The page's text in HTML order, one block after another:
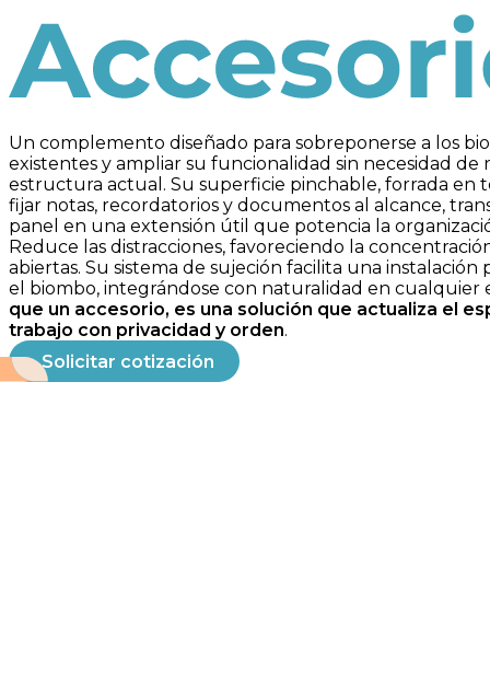
Accesorios
Un complemento diseñado para sobreponerse a los
existentes y ampliar su funcionalidad sin necesidad de
estructura actual. Su superficie pinchable, forrada en
fijar notas, recordatorios y documentos al alcance,
panel en una extensión útil que potencia la
Reduce las distracciones, favoreciendo la
abiertas. Su sistema de sujeción facilita una instalación
el biombo, integrándose con naturalidad en cualquier
que un accesorio, es una solución que actualiza el
trabajo con privacidad y orden.
Solicitar cotización